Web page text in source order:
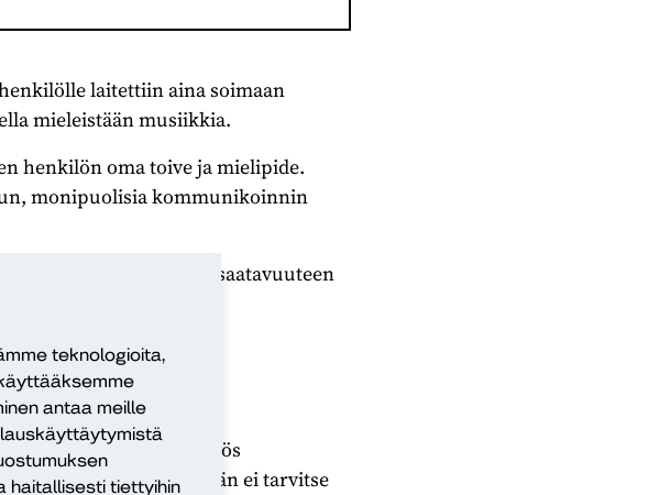
teknologioita,
antaa meille
haitallisesti tiettyihin
laitettiin aina soimaan
mieleistään musiikkia.
henkilön oma toive ja mielipide.
monipuolisia kommunikoinnin
Palvelujen saatavuuteen
palveluja, riittävät
ja aito ymmärrys. Myös
oppia ja kokeilla. Meidän ei tarvitse